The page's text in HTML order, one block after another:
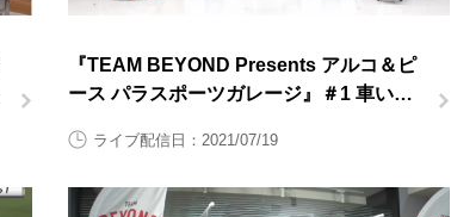
『TEAM BEYOND Presents アルコ＆ピ
ース パラスポーツガレージ』＃1 車いす
ライブ配信日：2021/07/19